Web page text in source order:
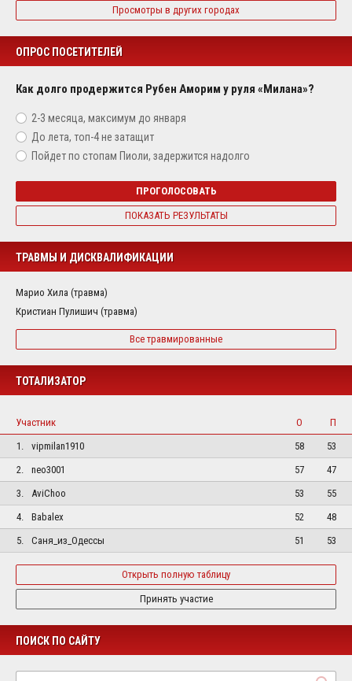
Просмотры в других городах
ОПРОС ПОСЕТИТЕЛЕЙ
Как долго продержится Рубен Аморим у руля «Милана»?
2-3 месяца, максимум до января
До лета, топ-4 не затащит
Пойдет по стопам Пиоли, задержится надолго
ПРОГОЛОСОВАТЬ
ПОКАЗАТЬ РЕЗУЛЬТАТЫ
ТРАВМЫ И ДИСКВАЛИФИКАЦИИ
Марио Хила (травма)
Кристиан Пулишич (травма)
Все травмированные
ТОТАЛИЗАТОР
Участник О
П
1.
vipmilan1910 58
53
2.
neo3001 57
47
3.
AviChoo 53
55
4.
Babalex 52
48
5.
Саня_из_Одессы 51 53
Открыть полную таблицу
Принять участие
ПОИСК ПО САЙТУ